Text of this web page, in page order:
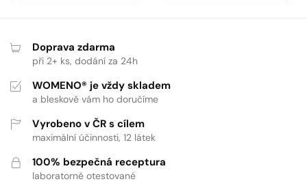
Doprava zdarma
při 2+ ks, dodání za 24h
WOMENO® je vždy skladem
a bleskově vám ho doručíme
Vyrobeno v ČR s cílem
maximální účinnosti, 12 látek
100% bezpečná receptura
laboratorně otestované